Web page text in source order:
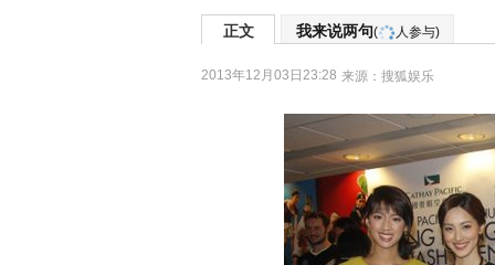
正文 我来说两句( 人参与)
2013年12月03日23:28 来源： 搜狐娱乐